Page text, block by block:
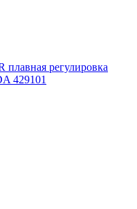
регулировка
429101